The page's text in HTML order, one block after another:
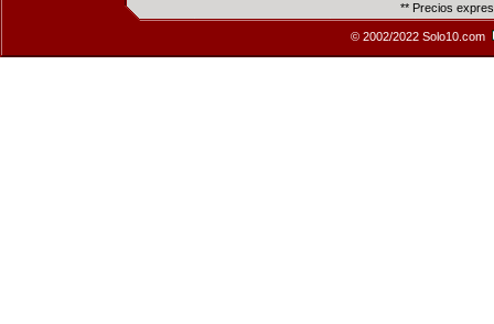
** Precios
© 2002/2022 Solo10.com